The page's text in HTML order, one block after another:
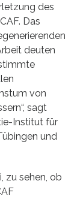
des
Das
deuten
von
sagt
Institut für
und
zu sehen, ob